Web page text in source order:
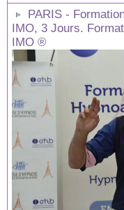
PARIS -
IMO, 3 Jours.
IMO ®